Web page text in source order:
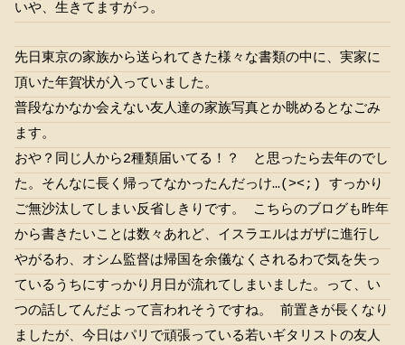
いや、生きてますがっ。
先日東京の家族から送られてきた様々な書類の中に、実家に
頂いた年賀状が入っていました。
普段なかなか会えない友人達の家族写真とか眺めるとなごみ
ます。
おや？同じ人から2種類届いてる！？ と思ったら去年のでし
た。そんなに長く帰ってなかったんだっけ…(><;) すっかり
ご無沙汰してしまい反省しきりです。 こちらのブログも昨年
から書きたいことは数々あれど、イスラエルはガザに進行し
やがるわ、オシム監督は帰国を余儀なくされるわで気を失っ
ているうちにすっかり月日が流れてしまいました。って、い
つの話してんだよって言われそうですね。 前置きが長くなり
ましたが、今日はパリで頑張っている若いギタリストの友人